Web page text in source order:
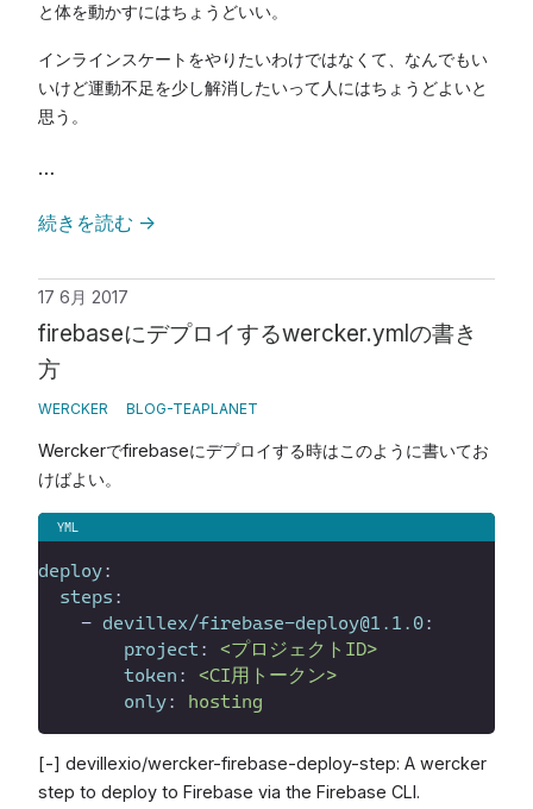
と体を動かすにはちょうどいい。
インラインスケートをやりたいわけではなくて、なんでもい
いけど運動不足を少し解消したいって人にはちょうどよいと
思う。
…
続きを読む →
17 6月 2017
firebaseにデプロイするwercker.ymlの書き
方
WERCKER BLOG-TEAPLANET
Werckerでfirebaseにデプロイする時はこのように書いてお
けばよい。
deploy:
steps :
- devillex/firebase-deploy@1.1.0:
project :
<プロジェクトID>
token :
<CI用トークン>
only: hosting
[-] devillexio/wercker-firebase-deploy-step: A wercker
step to deploy to Firebase via the Firebase CLI.